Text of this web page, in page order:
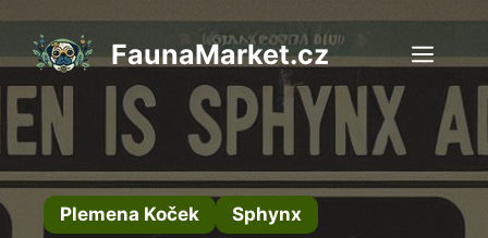
obsah
FaunaMarket.cz
Plemena Koček Sphynx